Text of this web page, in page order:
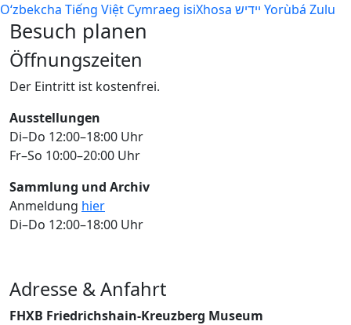
O‘zbekcha Tiếng Việt Cymraeg isiXhosa יידיש Yorùbá Zulu
Besuch planen
Öffnungszeiten
Der Eintritt ist kostenfrei.
Ausstellungen
Di–Do 12:00–18:00 Uhr
Fr–So 10:00–20:00 Uhr
Sammlung und Archiv
Anmeldung hier
Di–Do 12:00–18:00 Uhr
Adresse & Anfahrt
FHXB Friedrichshain-Kreuzberg Museum